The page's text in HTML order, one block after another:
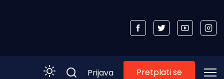
Prijava Pretplati se